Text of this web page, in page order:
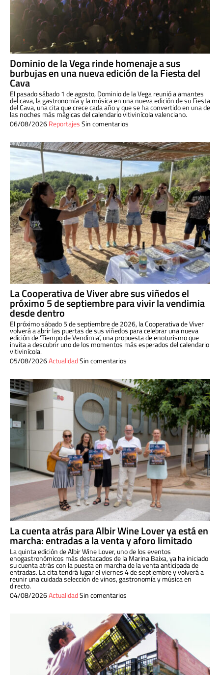
Dominio de la Vega rinde homenaje a sus
burbujas en una nueva edición de la Fiesta del
Cava
El pasado sábado 1 de agosto, Dominio de la Vega reunió a amantes
del cava, la gastronomía y la música en una nueva edición de su Fiesta
del Cava, una cita que crece cada año y que se ha convertido en una de
las noches más mágicas del calendario vitivinícola valenciano.
06/08/2026ReportajesSin comentarios
La Cooperativa de Viver abre sus viñedos el
próximo 5 de septiembre para vivir la vendimia
desde dentro
El próximo sábado 5 de septiembre de 2026, la Cooperativa de Viver
volverá a abrir las puertas de sus viñedos para celebrar una nueva
edición de ‘Tiempo de Vendimia’, una propuesta de enoturismo que
invita a descubrir uno de los momentos más esperados del calendario
vitivinícola.
05/08/2026ActualidadSin comentarios
La cuenta atrás para Albir Wine Lover ya está en
marcha: entradas a la venta y aforo limitado
La quinta edición de Albir Wine Lover, uno de los eventos
enogastronómicos más destacados de la Marina Baixa, ya ha iniciado
su cuenta atrás con la puesta en marcha de la venta anticipada de
entradas. La cita tendrá lugar el viernes 4 de septiembre y volverá a
reunir una cuidada selección de vinos, gastronomía y música en
directo.
04/08/2026ActualidadSin comentarios